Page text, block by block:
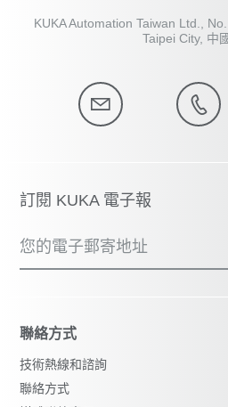
KUKA Automation Taiwan Ltd.,
Taipei City, 中
訂閱 KUKA 電子報
您的電子郵寄地址
聯絡方式
技術熱線和諮詢
聯絡方式